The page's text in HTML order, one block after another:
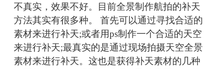
不真实，效果不好。目前全景制作航拍的补天
方法其实有很多种。 首先可以通过寻找合适的
素材来进行补天;或者用ps制作一个合适的天空
来进行补天;最真实的是通过现场拍摄天空全景
素材来进行补天。这也是获得补天素材的几种